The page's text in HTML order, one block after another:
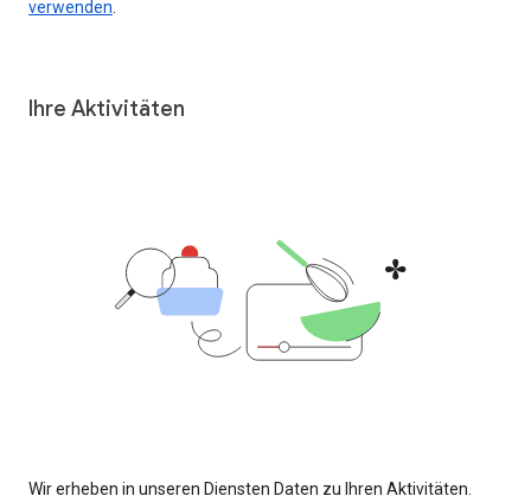
verwenden.
Ihre Aktivitäten
Wir erheben in unseren Diensten Daten zu Ihren Aktivitäten.